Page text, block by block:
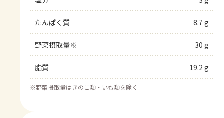
たんぱく質 8.7 g
野菜摂取量※ 30 g
脂質 19.2 g
※野菜摂取量はきのこ類・いも類を除く